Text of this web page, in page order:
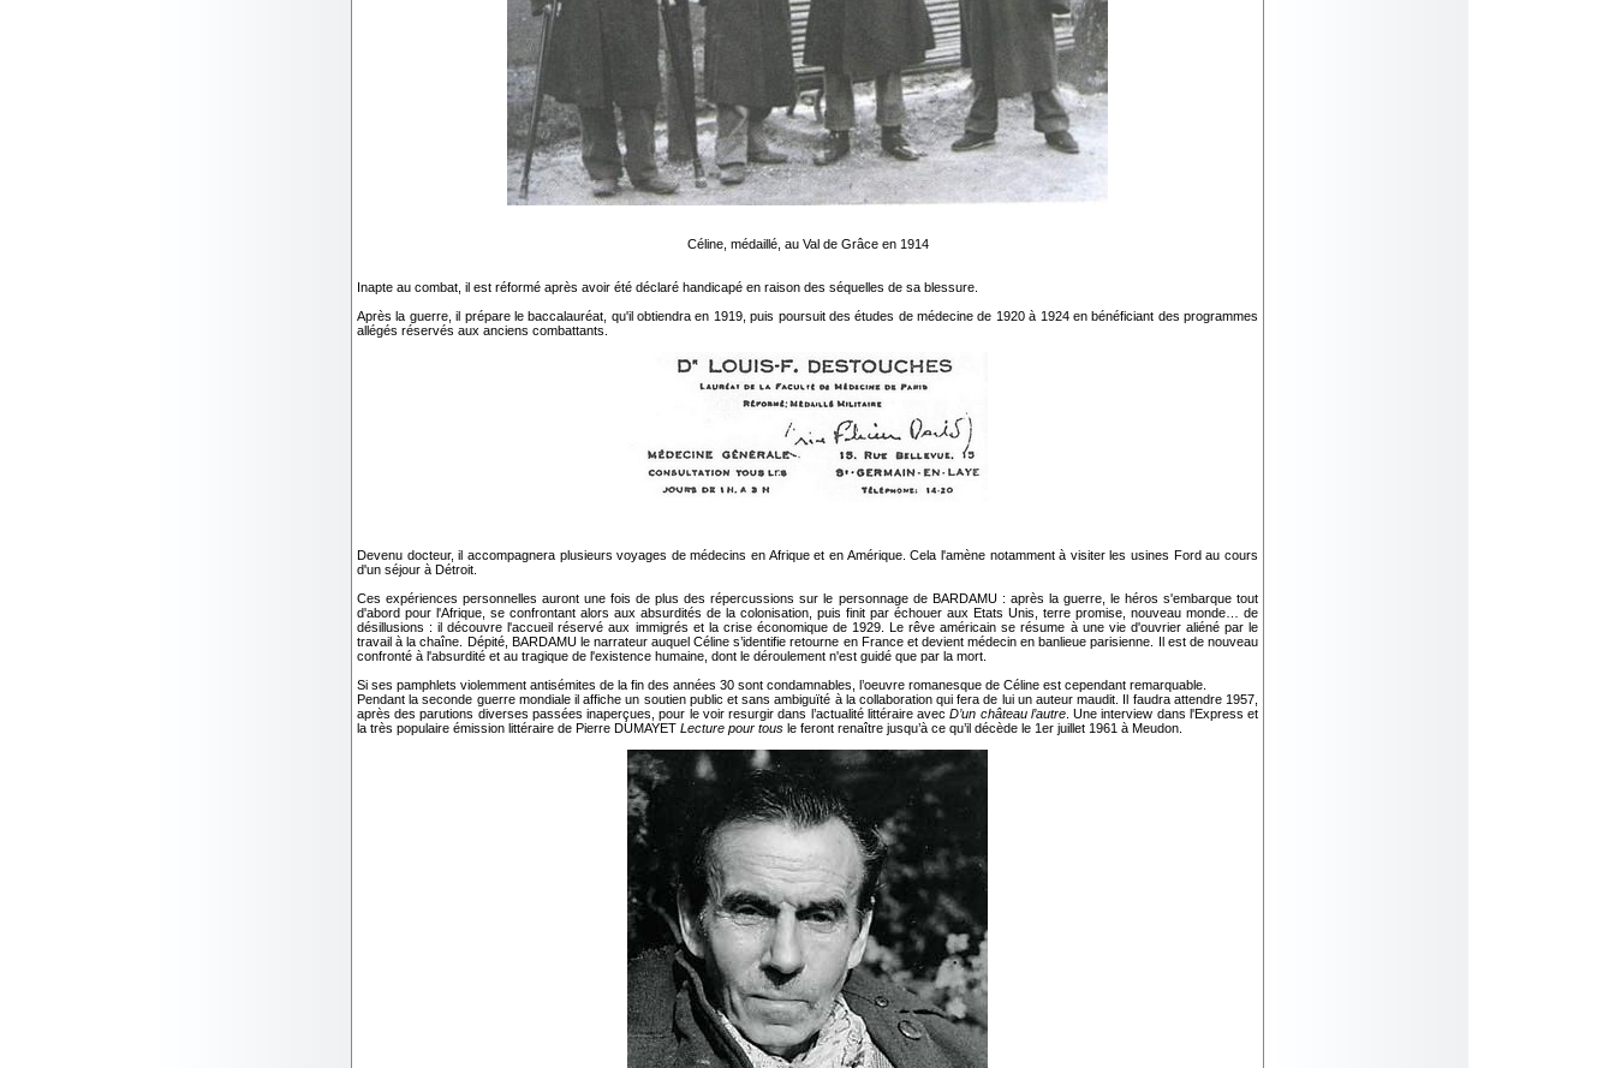
Céline, médaillé, au Val de Grâce en 1914
Inapte au combat, il est réformé après avoir été déclaré handicapé en raison des séquelles de sa blessure.
Après la guerre, il prépare le baccalauréat, qu'il obtiendra en 1919, puis poursuit des études de médecine de 1920 à 1924 en bénéficiant des programmes
allégés réservés aux anciens combattants.
Devenu docteur, il accompagnera plusieurs voyages de médecins en Afrique et en Amérique. Cela l'amène notamment à visiter les usines Ford au cours
d'un séjour à Détroit.
Ces expériences personnelles auront une fois de plus des répercussions sur le personnage de BARDAMU : après la guerre, le héros s'embarque tout
d'abord pour l'Afrique, se confrontant alors aux absurdités de la colonisation, puis finit par échouer aux Etats Unis, terre promise, nouveau monde… de
désillusions : il découvre l'accueil réservé aux immigrés et la crise économique de 1929. Le rêve américain se résume à une vie d'ouvrier aliéné par le
travail à la chaîne. Dépité, BARDAMU le narrateur auquel Céline s’identifie retourne en France et devient médecin en banlieue parisienne. Il est de nouveau
confronté à l'absurdité et au tragique de l'existence humaine, dont le déroulement n'est guidé que par la mort.
Si ses pamphlets violemment antisémites de la fin des années 30 sont condamnables, l’oeuvre romanesque de Céline est cependant remarquable.
Pendant la seconde guerre mondiale il affiche un soutien public et sans ambiguïté à la collaboration qui fera de lui un auteur maudit. Il faudra attendre 1957,
après des parutions diverses passées inaperçues, pour le voir resurgir dans l’actualité littéraire avecD’un château l’autre. Une interview dans l'Express et
la très populaire émission littéraire de Pierre DUMAYET Lecture pour tous le feront renaître jusqu’à ce qu’il décède le 1er juillet 1961 à Meudon.